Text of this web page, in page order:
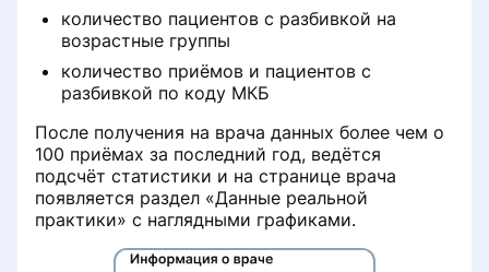
Почему пациенту важно
загружать документы при
оставлении отзыва
Отмена или перенос записи
Запись по клубной цене
Личный кабинет врача
Как врачу зарегистрироваться на
Как врачу восстановить доступ к
личному кабинету
Как подтвердить опыт врача на
Продвижение и платные услуги
Спецразмещение для врача
Версии программного
обеспечения
Рейтинг врача и ранжирование
Формула рейтинга
Отзывы
Клиникам
FAQ
Регистрация и возможности
личного кабинета клиники
Настройка параметров записи к
врачу
Отзывы
количество пациентов с разбивкой на
возрастные группы
количество приёмов и пациентов с
разбивкой по коду МКБ
После получения на врача данных более чем о
100 приёмах за последний год, ведётся
подсчёт статистики и на странице врача
появляется раздел «Данные реальной
практики» с наглядными графиками.